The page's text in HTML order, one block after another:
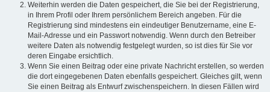
Weiterhin werden die Daten gespeichert, die Sie bei der Registrierung,
in Ihrem Profil oder Ihrem persönlichem Bereich angeben. Für die
Registrierung sind mindestens ein eindeutiger Benutzername, eine E-
Mail-Adresse und ein Passwort notwendig. Wenn durch den Betreiber
weitere Daten als notwendig festgelegt wurden, so ist dies für Sie vor
deren Eingabe ersichtlich.
Wenn Sie einen Beitrag oder eine private Nachricht erstellen, so werden
die dort eingegebenen Daten ebenfalls gespeichert. Gleiches gilt, wenn
Sie einen Beitrag als Entwurf zwischenspeichern. In diesen Fällen wird